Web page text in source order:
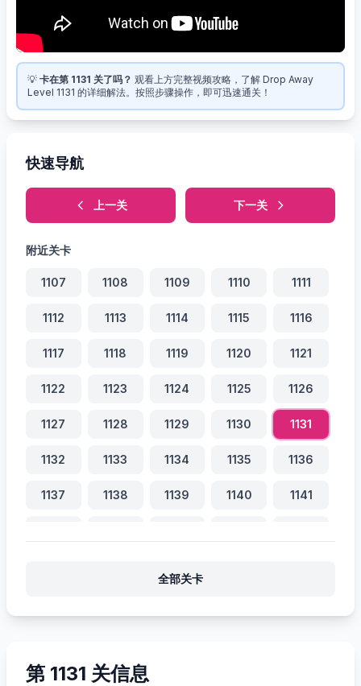
💡 卡在第 1131 关了吗？ 观看上方完整视频攻略，了解 Drop Away
Level 1131 的详细解法。按照步骤操作，即可迅速通关！
快速导航
上一关 下一关
附近关卡
1107 1108 1109 1110 1111
1112 1113 1114 1115 1116
1117 1118 1119 1120 1121
1122 1123 1124 1125 1126
1127 1128 1129 1130 1131
1132 1133 1134 1135 1136
1137 1138 1139 1140 1141
全部关卡
第 1131 关信息